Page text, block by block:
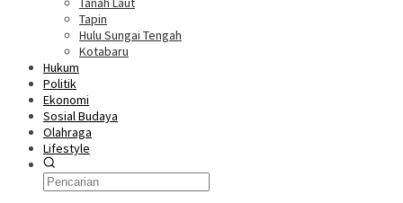
Tapin
Hulu Sungai Tengah
Kotabaru
Hukum
Politik
Ekonomi
Sosial Budaya
Olahraga
Lifestyle